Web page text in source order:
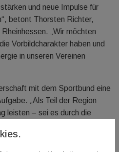
und neue Impulse für
betont Thorsten Richter,
„Wir möchten
Vorbildcharakter haben und
in unseren Vereinen
mit dem Sportbund eine
„Als Teil der Region
leisten – sei es durch die
Engagements im